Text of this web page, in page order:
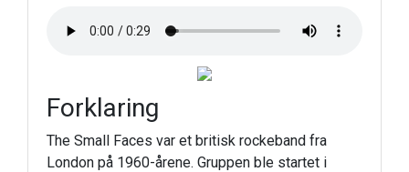
Forklaring
The Small Faces var et britisk rockeband fra
London på 1960-årene. Gruppen ble startet i